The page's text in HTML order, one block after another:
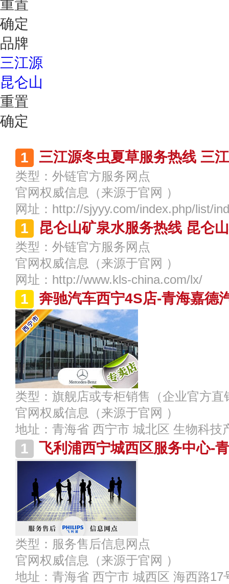
重置
确定
品牌
三江源
昆仑山
重置
确定
三江源冬虫夏草服务热线 三江源
类型： 外链官方服务网点
官网权威信息 （来源于官网 ）
网址： http://sjyyy.com/index.php/list/
昆仑山矿泉水服务热线 昆仑
类型： 外链官方服务网点
官网权威信息 （来源于官网 ）
网址： http://www.kls-china.com/lx/
奔驰汽车西宁4S店-青海嘉德
类型： 旗舰店或专柜销售（企业官方直
官网权威信息 （来源于官网 ）
地址： 青海省 西宁市 城北区 生物科技
飞利浦西宁城西区服务中心-青海
类型： 服务售后信息网点
官网权威信息 （来源于官网 ）
地址： 青海省 西宁市 城西区 海西路17